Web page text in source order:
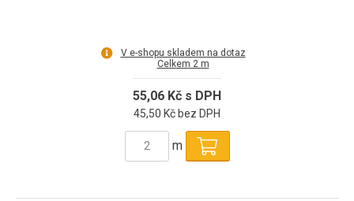
V e-shopu skladem na dotaz
Celkem 2 m
55,06 Kč s DPH
45,50 Kč bez DPH
m